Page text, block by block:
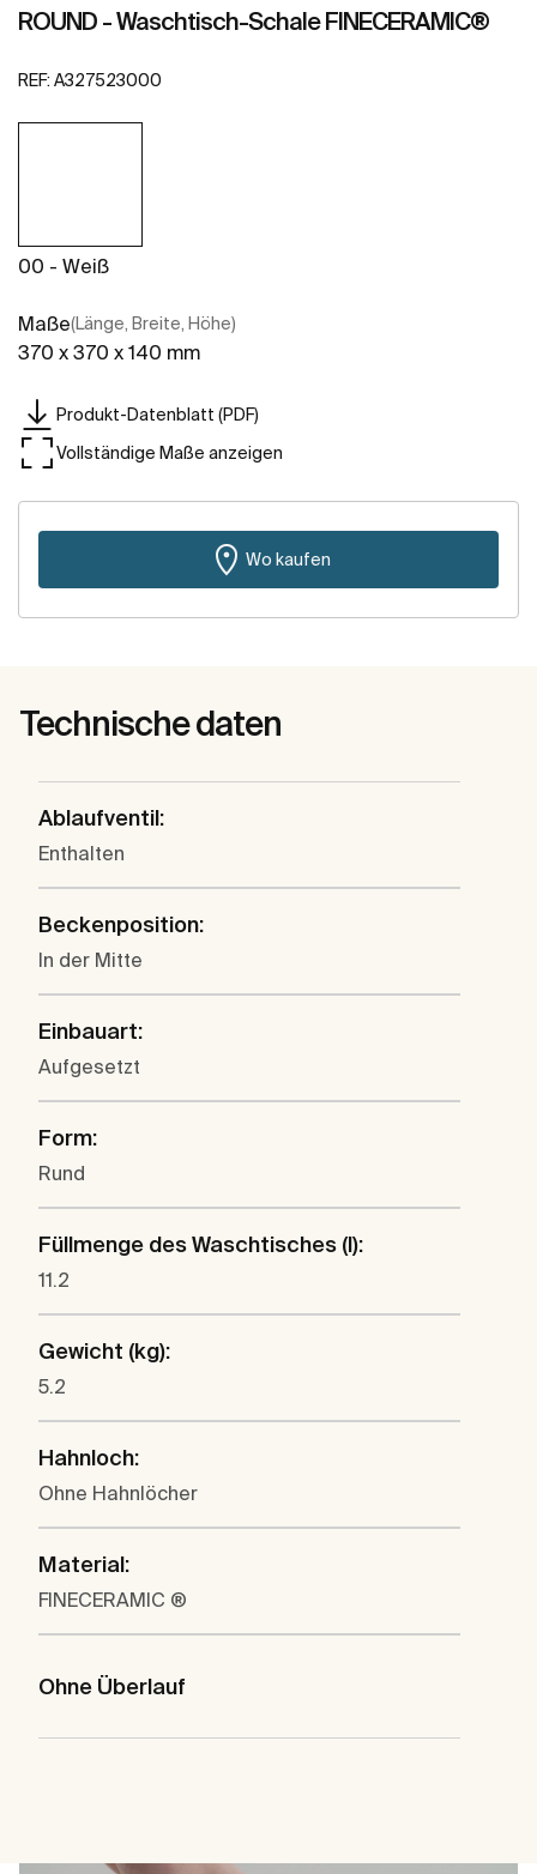
ROUND - Waschtisch-Schale FINECERAMIC®
REF: A327523000
00 - Weiß
Maße(Länge, Breite, Höhe)
370 x 370 x 140 mm
Produkt-Datenblatt (PDF)
Vollständige Maße anzeigen
Wo kaufen
Technische daten
Ablaufventil:
Enthalten
Beckenposition:
In der Mitte
Einbauart:
Aufgesetzt
Form:
Rund
Füllmenge des Waschtisches (l):
11.2
Gewicht (kg):
5.2
Hahnloch:
Ohne Hahnlöcher
Material:
FINECERAMIC ®
Ohne Überlauf